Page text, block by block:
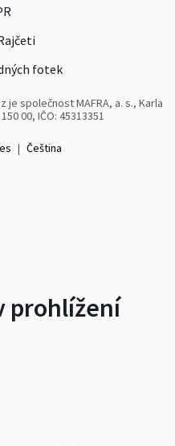
fotek
společnost MAFRA, a. s., Karla
00, IČO: 45313351
| Čeština
prohlížení